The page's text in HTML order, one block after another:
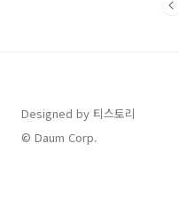
Designed by 티스토리
© Daum Corp.